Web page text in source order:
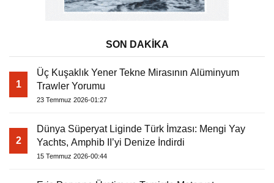
SON DAKİKA
1
Üç Kuşaklık Yener Tekne Mirasının Alüminyum
Trawler Yorumu
23 Temmuz 2026-01:27
2
Dünya Süperyat Liginde Türk İmzası: Mengi Yay
Yachts, Amphib II’yi Denize İndirdi
15 Temmuz 2026-00:44